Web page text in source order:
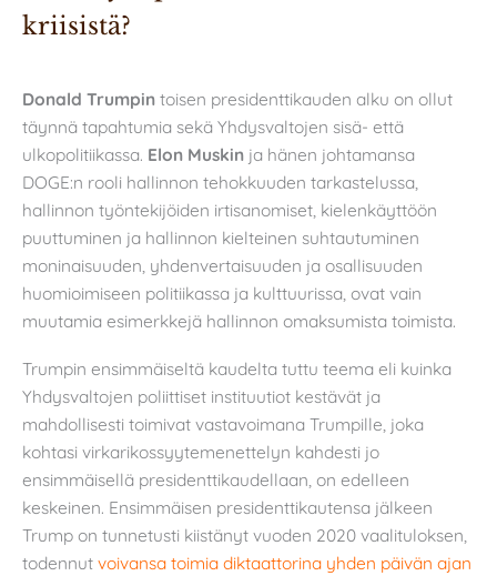
kriisistä?
Donald Trumpin toisen presidenttikauden alku on ollut
täynnä tapahtumia sekä Yhdysvaltojen sisä- että
ulkopolitiikassa. Elon Muskin ja hänen johtamansa
DOGE:n rooli hallinnon tehokkuuden tarkastelussa,
hallinnon työntekijöiden irtisanomiset, kielenkäyttöön
puuttuminen ja hallinnon kielteinen suhtautuminen
moninaisuuden, yhdenvertaisuuden ja osallisuuden
huomioimiseen politiikassa ja kulttuurissa, ovat vain
muutamia esimerkkejä hallinnon omaksumista toimista.
Trumpin ensimmäiseltä kaudelta tuttu teema eli kuinka
Yhdysvaltojen poliittiset instituutiot kestävät ja
mahdollisesti toimivat vastavoimana Trumpille, joka
kohtasi virkarikossyytemenettelyn kahdesti jo
ensimmäisellä presidenttikaudellaan, on edelleen
keskeinen. Ensimmäisen presidenttikautensa jälkeen
Trump on tunnetusti kiistänyt vuoden 2020 vaalituloksen,
todennut voivansa toimia diktaattorina yhden päivän ajan